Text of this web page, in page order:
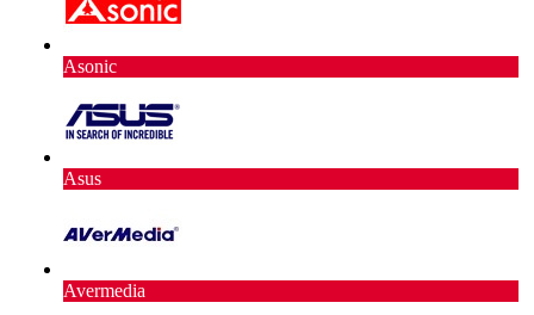
Asonic
Asus
Avermedia